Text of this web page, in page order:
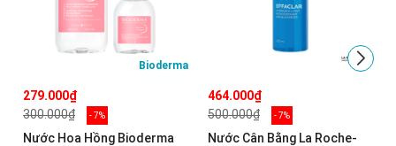
Bioderma
279.000₫
300.000₫
- 7%
Nước Hoa Hồng Bioderma
464.000₫
500.000₫
- 7%
Nước Cân Bằng La Roche-